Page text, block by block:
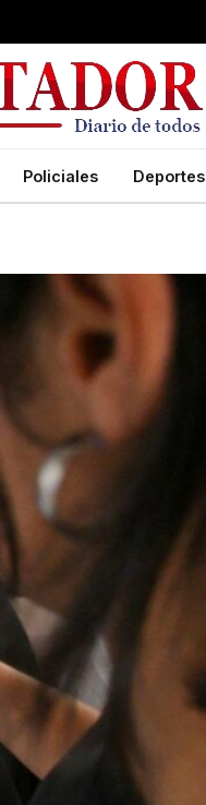
Policiales Deportes